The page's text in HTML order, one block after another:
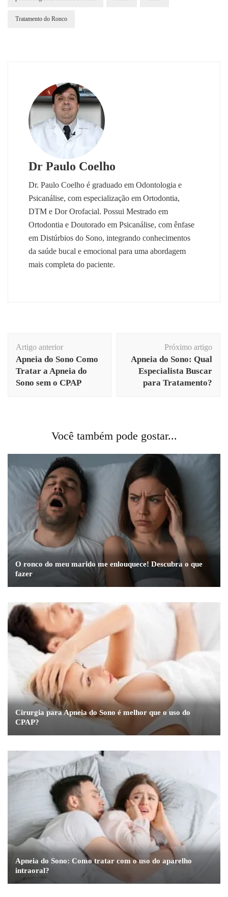
Tratamento do Ronco
Dr Paulo Coelho
Dr. Paulo Coelho é graduado em Odontologia e
Psicanálise, com especialização em Ortodontia,
DTM e Dor Orofacial. Possui Mestrado em
Ortodontia e Doutorado em Psicanálise, com ênfase
em Distúrbios do Sono, integrando conhecimentos
da saúde bucal e emocional para uma abordagem
mais completa do paciente.
de
post
Artigo anterior
Apneia do Sono Como
Tratar a Apneia do
Sono sem o CPAP
Próximo artigo
Apneia do Sono: Qual
Especialista Buscar
para Tratamento?
Você também pode gostar...
O ronco do meu marido me enlouquece! Descubra o que
fazer
Cirurgia para Apneia do Sono é melhor que o uso do
CPAP?
Apneia do Sono: Como tratar com o uso do aparelho
intraoral?